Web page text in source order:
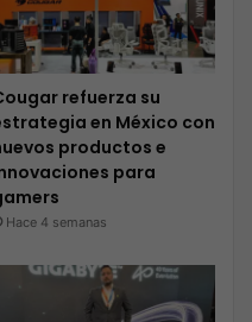
refuerza su
en México con
productos e
para
Hace 4 semanas